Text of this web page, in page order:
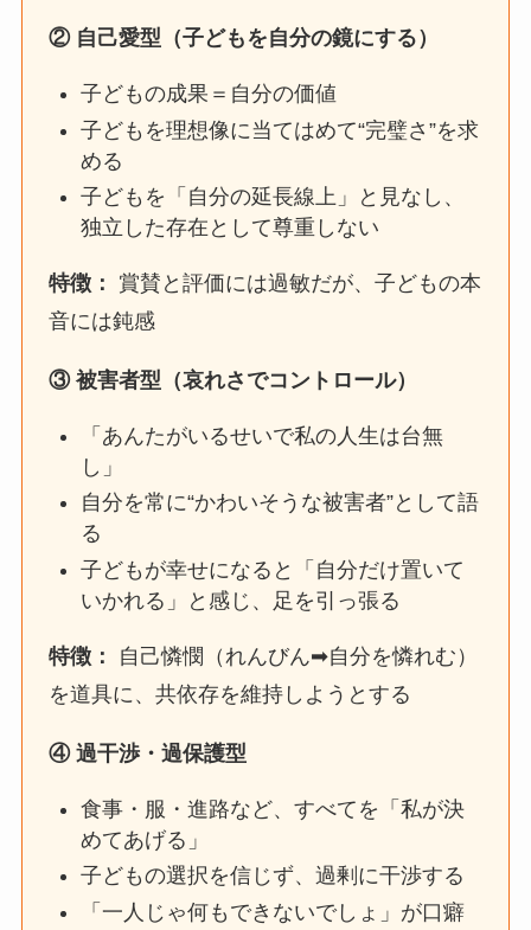
② 自己愛型（子どもを自分の鏡にする）
子どもの成果＝自分の価値
子どもを理想像に当てはめて“完璧さ”を求
める
子どもを「自分の延長線上」と見なし、
独立した存在として尊重しない
特徴：
賞賛と評価には過敏だが、子どもの本
音には鈍感
③被害者型（哀れさでコントロール）
「あんたがいるせいで私の人生は台無
し」
自分を常に“かわいそうな被害者”として語
る
子どもが幸せになると「自分だけ置いて
いかれる」と感じ、足を引っ張る
特徴：
自己憐憫（れんびん➡自分を憐れむ）
を道具に、共依存を維持しようとする
④過干渉・過保護型
食事・服・進路など、すべてを「私が決
めてあげる」
子どもの選択を信じず、過剰に干渉する
「一人じゃ何もできないでしょ」が口癖